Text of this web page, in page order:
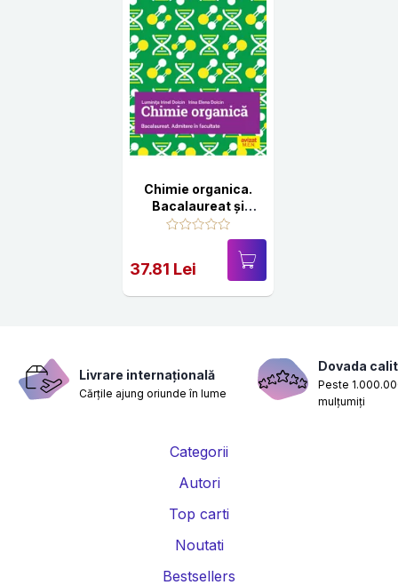
Chimie organica.
Bacalaureat și
admitere la
facultate
37.81 Lei
Livrare internațională
Cărțile ajung oriunde în lume
Dovada
Peste
mulțumiți
Categorii
Autori
Top carti
Noutati
Bestsellers